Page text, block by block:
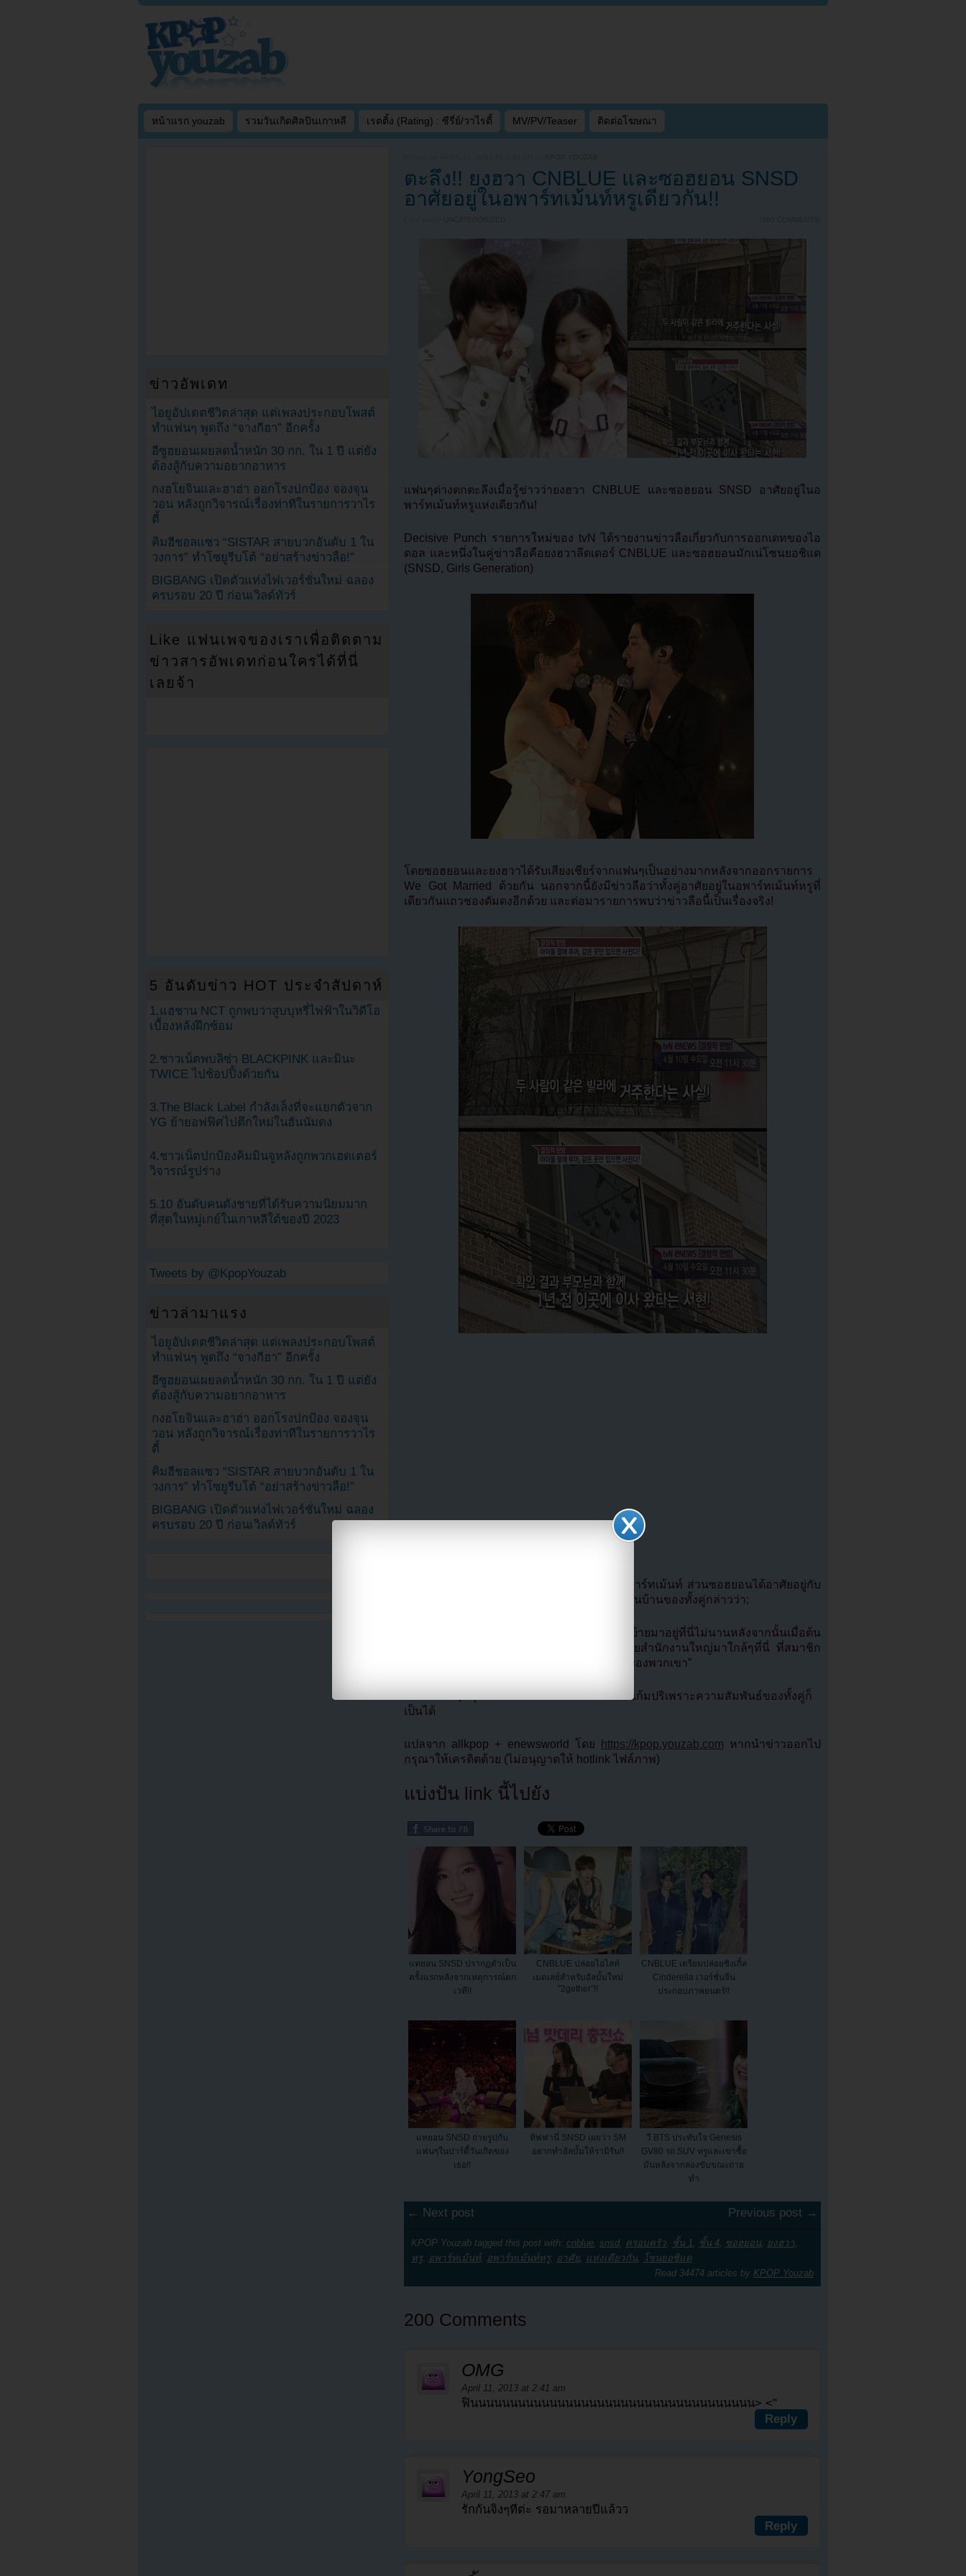
หน้าแรก youzab รวมวันเกิดศิลปินเกาหลี เรตติ้ง (Rating) : ซีรี่ย์/วาไรตี้ MV/PV/Teaser ติดต่อโฆษณา
KPOP YOUZAB
ตะลึง!! ยงฮวา CNBLUE และซอฮยอน SNSD
อาศัยอยู่ในอพาร์ทเม้นท์หรูเดียวกัน!!
UNCATEGORIZED 200 COMMENTS
แฟนๆต่างตกตะลึงเมื่อรู้ข่าวว่ายงฮวา CNBLUE และซอฮยอน SNSD อาศัยอยู่ในอ
พาร์ทเม้นท์หรูแห่งเดียวกัน!
Decisive Punch รายการใหม่ของ tvN ได้รายงานข่าวลือเกี่ยวกับการออกเดทของไอ
ดอล และหนึ่งในคู่ข่าวลือคือยงฮวาลีดเดอร์ CNBLUE และซอฮยอนมักเน่โซนยอชิแด
(SNSD, Girls Generation)
โดยซอฮยอนและยงฮวาได้รับเสียงเชียร์จากแฟนๆเป็นอย่างมากหลังจากออกรายการ
We Got Married ด้วยกัน นอกจากนี้ยังมีข่าวลือว่าทั้งคู่อาศัยอยู่ในอพาร์ทเม้นท์หรูที่
เดียวกันแถวชองดัมดงอีกด้วย และต่อมารายการพบว่าข่าวลือนี้เป็นเรื่องจริง!
โดยหอของหนุ่มๆ CNBLUE อยู่ที่ชั้น 1 ของอพาร์ทเม้นท์ ส่วนซอฮยอนได้อาศัยอยู่กับ
ครอบครัวของเธอที่ชั้น 4 ของอพาร์ทเม้นท์ เพื่อนบ้านของทั้งคู่กล่าวว่า;
“ซอฮยอนอาศัยอยู่ที่นี่ก่อน และ CNBLUE ได้ย้ายมาอยู่ที่นี่ไม่นานหลังจากนั้นเมื่อต้น
สังกัดของพวกเขา FNC Entertainment ได้ย้ายสำนักงานใหญ่มาใกล้ๆที่นี่ ที่สมาชิก
ย้ายมาอยู่ที่นี่อาจเป็นเพราะอยู่ใกล้กับต้นสังกัดของพวกเขา”
งานนี้แฟนๆที่ลุ้นยงฮวาและซอฮยอนอาจได้ยิ้มแก้มปริเพราะความสัมพันธ์ของทั้งคู่ก็
เป็นได้
แปลจาก allkpop + enewsworld โดย https://kpop.youzab.com หากนำข่าวออกไป
กรุณาให้เครดิตด้วย (ไม่อนุญาตให้ hotlink ไฟล์ภาพ)
แบ่งปัน link นี้ไปยัง
แทยอน SNSD ปรากฏตัวเป็น
ครั้งแรกหลังจากเหตุการณ์ตก
เวที!!
CNBLUE ปล่อยไฮไลท์
เมดเลย์สำหรับอัลบั้มใหม่
"2gether"!!
CNBLUE เตรียมปล่อยซิงเกิ้ล
Cinderella เวอร์ชั่นจีน
ประกอบภาพยนตร์!!
แทยอน SNSD ถ่ายรูปกับ
แฟนๆในปาร์ตี้วันเกิดของ
เธอ!!
ทิฟฟานี่ SNSD เผยว่า SM
อยากทำอัลบั้มให้รามิรัน!!
วี BTS ประทับใจ Genesis
GV80 รถ SUV หรูและเขาซื้อ
มันหลังจากลองขับขณะถ่าย
ทำ
← Next post Previous post →
KPOP Youzab tagged this post with: cnblue snsd ครอบครัว ชั้น 1 ชั้น 4 ซอฮยอน ยงฮวา
หรู, อพาร์ทเม้นท์ อพาร์ทเม้นท์หรู, อาศัย แห่งเดียวกัน
โซนยอชิแด
Read 34474 articles by KPOP Youzab
200 Comments
OMG
April 11, 2013 at 2:41 am
ฟินนนนนนนนนนนนนนนนนนนนนนนนนนนนนนนนนนนน> <"
Reply
YongSeo
April 11, 2013 at 2:47 am
รักกันจิงๆทีต่ะ รอมาหลายปีแล้วว
Reply
ข่าวอัพเดท
ไอยูอัปเดตชีวิตล่าสุด แต่เพลงประกอบโพสต์
ทำแฟนๆ พูดถึง “จางกีฮา” อีกครั้ง
อีซูฮยอนเผยลดน้ำหนัก 30 กก. ใน 1 ปี แต่ยัง
ต้องสู้กับความอยากอาหาร
กงฮโยจินและฮาฮ่า ออกโรงปกป้อง จองจุน
วอน หลังถูกวิจารณ์เรื่องท่าทีในรายการวาไร
ตี้
คิมฮีชอลแซว “SISTAR สายบวกอันดับ 1 ใน
วงการ” ทำโซยูรีบโต้ “อย่าสร้างข่าวลือ!”
BIGBANG เปิดตัวแท่งไฟเวอร์ชั่นใหม่ ฉลอง
ครบรอบ 20 ปี ก่อนเวิลด์ทัวร์
Like แฟนเพจของเราเพื่อติดตาม
ข่าวสารอัพเดทก่อนใครได้ที่นี่
เลยจ้า
5 อันดับข่าว HOT ประจำสัปดาห์
1.แฮชาน NCT ถูกพบว่าสูบบุหรี่ไฟฟ้าในวิดีโอ
เบื้องหลังฝึกซ้อม
2.ชาวเน็ตพบลิซ่า BLACKPINK และมินะ
TWICE ไปช้อปปิ้งด้วยกัน
3.The Black Label กำลังเล็งที่จะแยกตัวจาก
YG ย้ายอฟฟิศไปตึกใหม่ในฮันนัมดง
4.ชาวเน็ตปกป้องคิมมินจูหลังถูกพวกเฮดเตอร์
วิจารณ์รูปร่าง
5.10 อันดับคนดังชายที่ได้รับความนิยมมาก
ที่สุดในหมู่เกย์ในเกาหลีใต้ของปี 2023
Tweets by @KpopYouzab
ข่าวล่ามาแรง
ไอยูอัปเดตชีวิตล่าสุด แต่เพลงประกอบโพสต์
ทำแฟนๆ พูดถึง “จางกีฮา” อีกครั้ง
อีซูฮยอนเผยลดน้ำหนัก 30 กก. ใน 1 ปี แต่ยัง
ต้องสู้กับความอยากอาหาร
กงฮโยจินและฮาฮ่า ออกโรงปกป้อง จองจุน
วอน หลังถูกวิจารณ์เรื่องท่าทีในรายการวาไร
ตี้
คิมฮีชอลแซว “SISTAR สายบวกอันดับ 1 ใน
วงการ” ทำโซยูรีบโต้ “อย่าสร้างข่าวลือ!”
BIGBANG เปิดตัวแท่งไฟเวอร์ชั่นใหม่ ฉลอง
ครบรอบ 20 ปี ก่อนเวิลด์ทัวร์